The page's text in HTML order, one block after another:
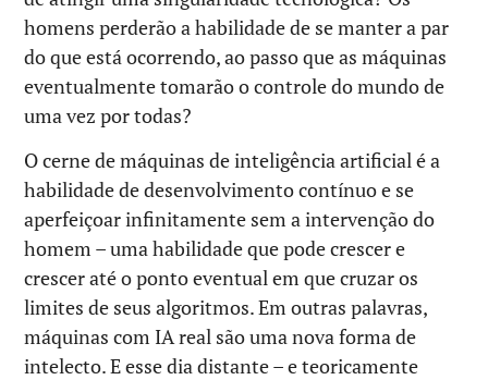
homens perderão a habilidade de se manter a par
do que está ocorrendo, ao passo que as máquinas
eventualmente tomarão o controle do mundo de
uma vez por todas?
O cerne de máquinas de inteligência artificial é a
habilidade de desenvolvimento contínuo e se
aperfeiçoar infinitamente sem a intervenção do
homem – uma habilidade que pode crescer e
crescer até o ponto eventual em que cruzar os
limites de seus algoritmos. Em outras palavras,
máquinas com IA real são uma nova forma de
intelecto. E esse dia distante – e teoricamente